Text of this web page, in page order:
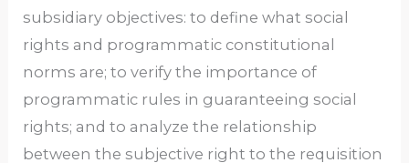
subsidiary objectives: to define what social
rights and programmatic constitutional
norms are; to verify the importance of
programmatic rules in guaranteeing social
rights; and to analyze the relationship
between the subjective right to the requisition